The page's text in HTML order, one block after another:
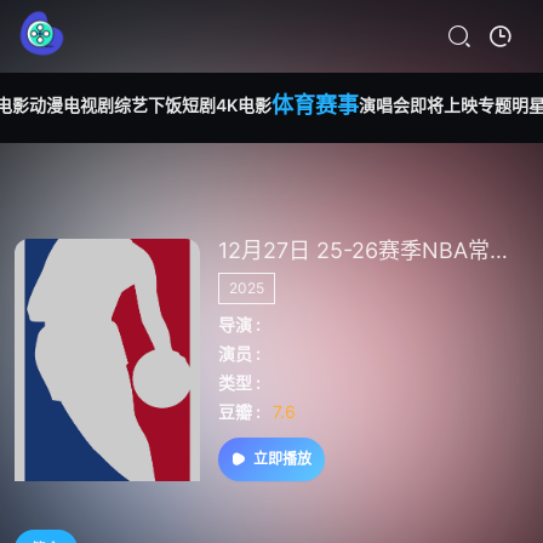
影动漫电视剧综艺下饭短剧4K电影体育赛事演唱会即将上映专题明
12月27日 25-26赛季NBA常规赛 凯尔特人VS步行者
2025
导演 :
演员 :
类型 :
豆瓣 :
7.6
立即播放